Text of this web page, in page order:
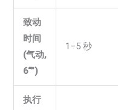
致动
时间
(气动,
6“”)
1–5 秒
执行